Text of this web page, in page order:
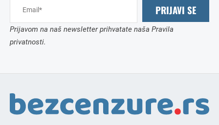
PRIJAVI SE
Prijavom na naš newsletter prihvatate naša Pravila
privatnosti.